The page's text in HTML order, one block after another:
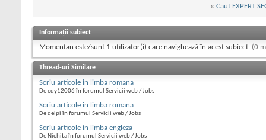
« Caut EXPERT
Informații subiect
Momentan este/sunt 1 utilizator(i) care navighează în acest subiect. (0
Thread-uri Similare
Scriu articole in limba romana
De edy12006 în forumul Servicii web / Jobs
Scriu articole in limba romana
De delpi în forumul Servicii web / Jobs
Scriu articole in limba engleza
De Nichita în forumul Servicii web / Jobs